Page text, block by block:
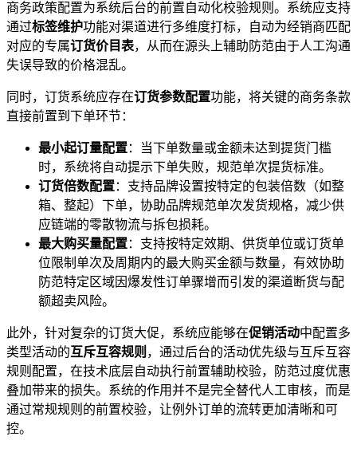
商务政策配置为系统后台的前置自动化校验规则。系统应支持
通过标签维护功能对渠道进行多维度打标，自动为经销商匹配
对应的专属订货价目表，从而在源头上辅助防范由于人工沟通
失误导致的价格混乱。
同时，订货系统应存在订货参数配置功能，将关键的商务条款
直接前置到下单环节：
最小起订量配置：当下单数量或金额未达到提货门槛
时，系统将自动提示下单失败，规范单次提货标准。
订货倍数配置：支持品牌设置按特定的包装倍数（如整
箱、整起）下单，协助品牌规范单次发货规格，减少供
应链端的零散物流与拆包损耗。
最大购买量配置：支持按特定效期、供货单位或订货单
位限制单次及周期内的最大购买金额与数量，有效协助
防范特定区域因爆发性订单骤增而引发的渠道断货与配
额超卖风险。
此外，针对复杂的订货大促，系统应能够在促销活动中配置多
类型活动的互斥互容规则 ，通过后台的活动优先级与互斥互容
规则配置，在技术底层自动执行前置辅助校验，防范过度优惠
叠加带来的损失。系统的作用并不是完全替代人工审核，而是
通过常规规则的前置校验，让例外订单的流转更加清晰和可
控。